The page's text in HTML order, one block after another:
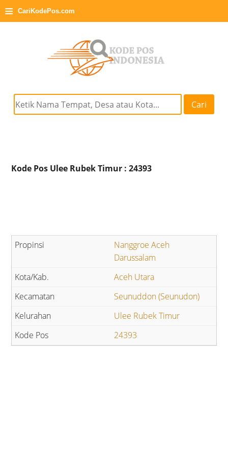
≡ CariKodePos.com
Cari
Kode Pos Ulee Rubek Timur : 24393
Nanggroe Aceh
Darussalam
Aceh Utara
Seunuddon (Seunudon)
Ulee Rubek Timur
24393